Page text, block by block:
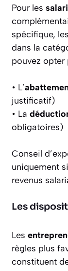
Pour les
spécifique,
dans la
pouvez opter
• L’
justificatif)
• La
obligatoires)
Conseil
uniquement
revenus
Les
Les
règles plus
constituent